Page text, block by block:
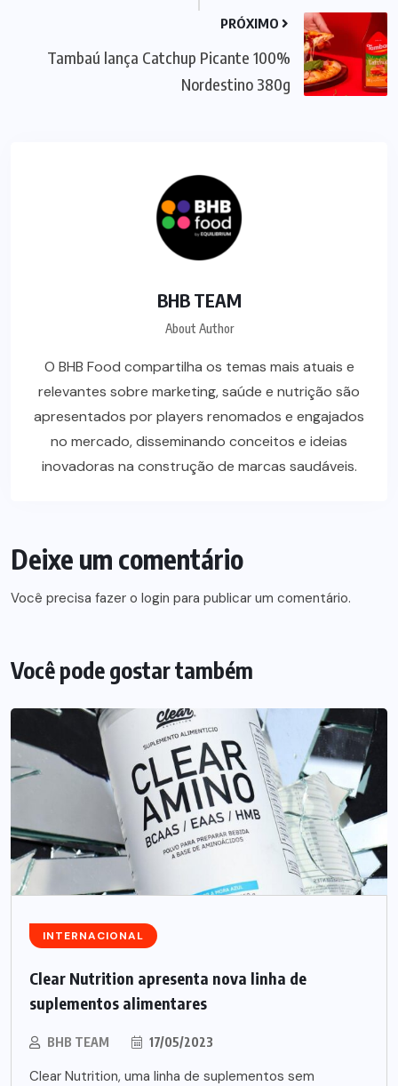
PRÓXIMO
Tambaú lança Catchup Picante 100%
Nordestino 380g
BHB TEAM
About Author
O BHB Food compartilha os temas mais atuais e
relevantes sobre marketing, saúde e nutrição são
apresentados por players renomados e engajados
no mercado, disseminando conceitos e ideias
inovadoras na construção de marcas saudáveis.
Deixe um comentário
Você precisa fazer o login para publicar um comentário.
Você pode gostar também
INTERNACIONAL
Clear Nutrition apresenta nova linha de
suplementos alimentares
BHB TEAM 17/05/2023
Clear Nutrition, uma linha de suplementos sem